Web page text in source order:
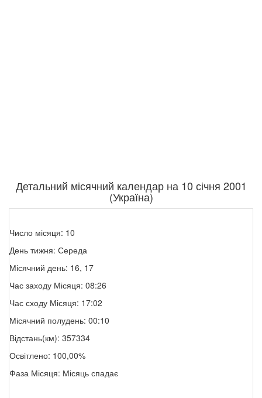
Детальний місячний календар на 10 січня 2001
(Україна)
Число місяця: 10
День тижня: Середа
Місячний день: 16, 17
Час заходу Місяця: 08:26
Час сходу Місяця: 17:02
Місячний полудень: 00:10
Відстань(км): 357334
Освітлено: 100,00%
Фаза Місяця: Місяць спадає